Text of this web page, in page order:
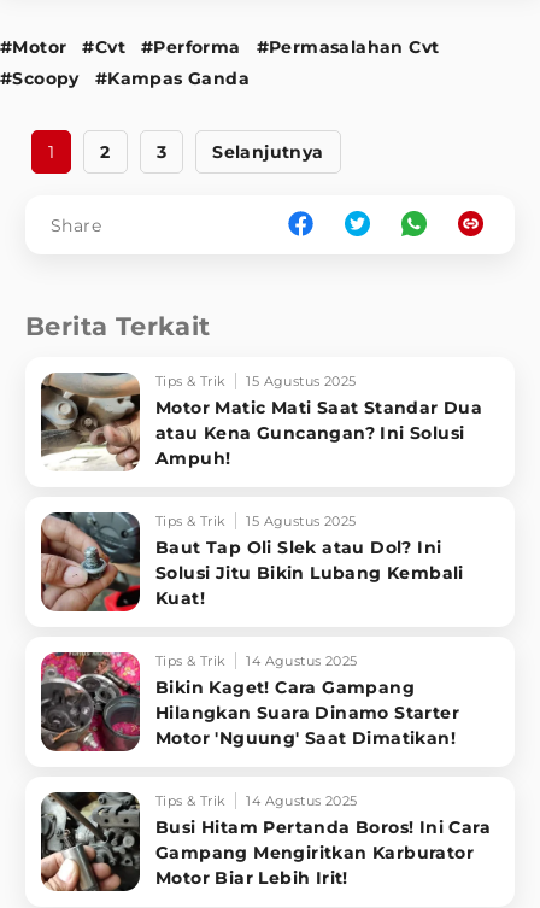
#Motor #Cvt #Performa
#Permasalahan Cvt
#Scoopy
#Kampas Ganda
1 2 3 Selanjutnya
Share
Berita Terkait
Tips & Trik 15 Agustus 2025
Motor Matic Mati Saat Standar Dua
atau Kena Guncangan? Ini Solusi
Ampuh!
Tips & Trik 15 Agustus 2025
Baut Tap Oli Slek atau Dol? Ini
Solusi Jitu Bikin Lubang Kembali
Kuat!
Tips & Trik 14 Agustus 2025
Bikin Kaget! Cara Gampang
Hilangkan Suara Dinamo Starter
Motor 'Nguung' Saat Dimatikan!
Tips & Trik 14 Agustus 2025
Busi Hitam Pertanda Boros! Ini Cara
Gampang Mengiritkan Karburator
Motor Biar Lebih Irit!